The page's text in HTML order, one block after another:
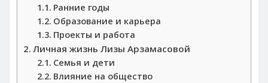
Ранние годы
Образование и карьера
Проекты и работа
Личная жизнь Лизы Арзамасовой
Семья и дети
Влияние на общество